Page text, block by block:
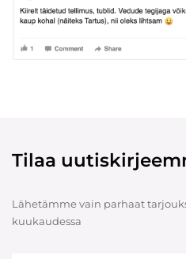
Tilaa
Lähetämme vain parhaat
kuukaudessa